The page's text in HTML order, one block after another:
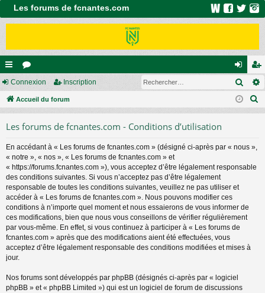
Les forums de fcnantes.com
ac
co
or
u
on
ne
ns
cri
Connexion Inscription
Accueil du forum
Les forums de fcnantes.com - Conditions d’utilisation
En accédant à « Les forums de fcnantes.com » (désigné ci-après par « nous »,
« notre », « nos », « Les forums de fcnantes.com » et
« https://forums.fcnantes.com »), vous acceptez d’être légalement responsable
des conditions suivantes. Si vous n’acceptez pas d’être légalement
responsable de toutes les conditions suivantes, veuillez ne pas utiliser et
accéder à « Les forums de fcnantes.com ». Nous pouvons modifier ces
conditions à n’importe quel moment et nous essaierons de vous informer de
ces modifications, bien que nous vous conseillons de vérifier régulièrement
par vous-même. En effet, si vous continuez à participer à « Les forums de
fcnantes.com » après que des modifications aient été effectuées, vous
acceptez d’être légalement responsable des conditions modifiées et mises à
jour.
Nos forums sont développés par phpBB (désignés ci-après par « logiciel
phpBB » et « phpBB Limited ») qui est un logiciel de forum de discussions